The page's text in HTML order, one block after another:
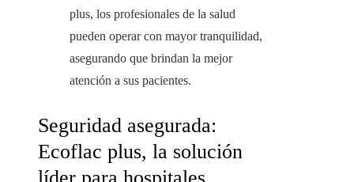
plus, los profesionales de la salud
pueden operar con mayor tranquilidad,
asegurando que brindan la mejor
atención a sus pacientes.
Seguridad asegurada:
Ecoflac plus, la solución